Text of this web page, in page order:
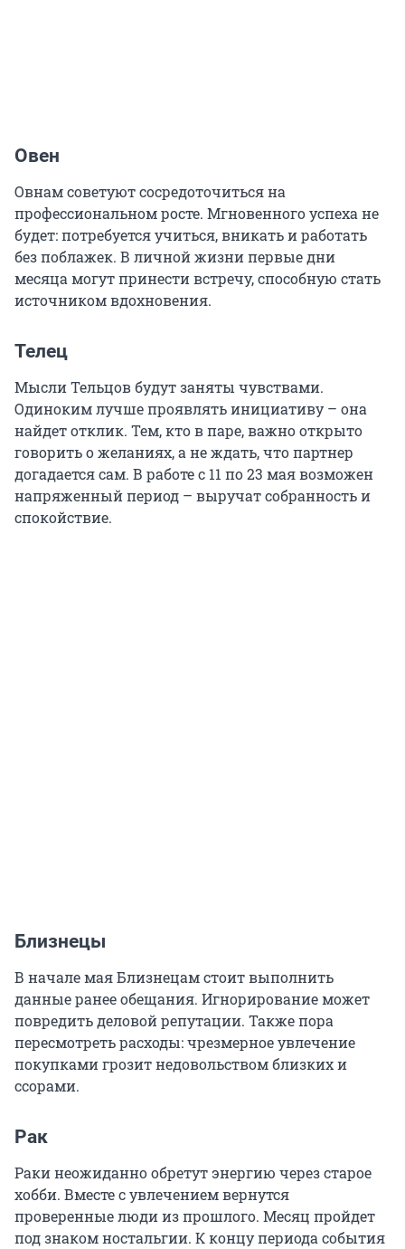
Овен
Овнам советуют сосредоточиться на
профессиональном росте. Мгновенного успеха не
будет: потребуется учиться, вникать и работать
без поблажек. В личной жизни первые дни
месяца могут принести встречу, способную стать
источником вдохновения.
Телец
Мысли Тельцов будут заняты чувствами.
Одиноким лучше проявлять инициативу – она
найдет отклик. Тем, кто в паре, важно открыто
говорить о желаниях, а не ждать, что партнер
догадается сам. В работе с 11 по 23 мая возможен
напряженный период – выручат собранность и
спокойствие.
Близнецы
В начале мая Близнецам стоит выполнить
данные ранее обещания. Игнорирование может
повредить деловой репутации. Также пора
пересмотреть расходы: чрезмерное увлечение
покупками грозит недовольством близких и
ссорами.
Рак
Раки неожиданно обретут энергию через старое
хобби. Вместе с увлечением вернутся
проверенные люди из прошлого. Месяц пройдет
под знаком ностальгии. К концу периода события